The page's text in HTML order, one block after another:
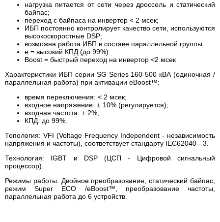
нагрузка питается от сети через дроссель и статический
байпас;
переход с байпаса на инвертор < 2 мсек;
ИБП постоянно контролирует качество сети, используются
высокоскоростные DSP;
возможна работа ИБП в составе параллельной группы.
е = высокий КПД (до 99%)
Boost = быстрый переход на инвертор <2 мсек
Характеристики ИБП серии SG Series 160-500 кВА (одиночная /
параллельная работа) при активации eBoost™:
время переключения: < 2 мсек;
входное напряжение: ± 10% (регулируется);
входная частота: ± 2%;
КПД: до 99%.
Топология: VFI (Voltage Frequency Independent - независимость
напряжения и частоты), соответствует стандарту IEC62040 - 3.
Технология: IGBT и DSP (ЦСП - Цифровой сигнальный
процессор).
Режимы работы: Двойное преобразование, статический байпас,
режим Super ECO /eBoost™, преобразование частоты,
параллельная работа до 6 устройств.